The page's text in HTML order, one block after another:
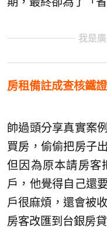
我是
房租備註成查核鐵證
帥過頭分享真實案
買房，偷偷把房子
但因為原本請房客
戶，他覺得自己還
戶很麻煩，還會被
房客改匯到台銀房